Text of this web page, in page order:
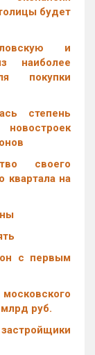
будет
и
наиболее
покупки
степень
своего
квартала на
с первым
руб.